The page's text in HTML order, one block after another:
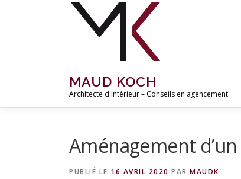
MAUD KOCH
Architecte d'intérieur – Conseils en agencement
Aménagement
PUBLIÉ LE 16 AVRIL 2020 PAR MAUDK